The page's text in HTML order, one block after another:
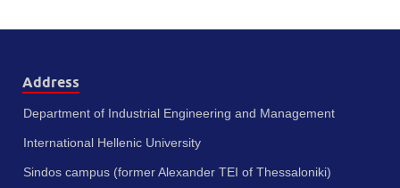
Address
Department of Industrial Engineering and Management
International Hellenic University
Sindos campus (former Alexander TEI of Thessaloniki)